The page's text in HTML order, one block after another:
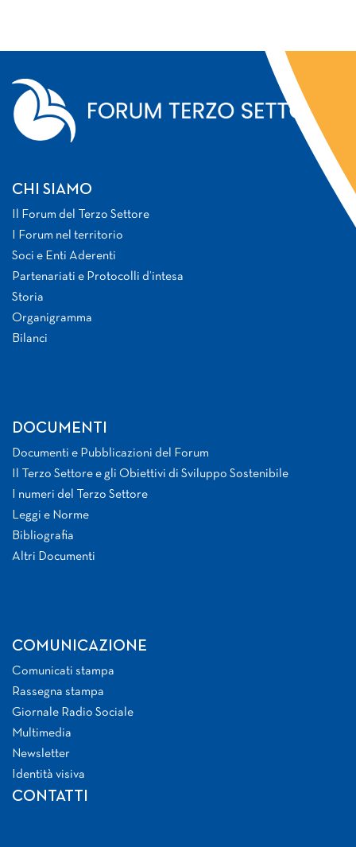
CHI SIAMO
Il Forum del Terzo Settore
I Forum nel territorio
Soci e Enti Aderenti
Partenariati e Protocolli d’intesa
Storia
Organigramma
Bilanci
DOCUMENTI
Documenti e Pubblicazioni del Forum
Il Terzo Settore e gli Obiettivi di Sviluppo Sostenibile
I numeri del Terzo Settore
Leggi e Norme
Bibliografia
Altri Documenti
COMUNICAZIONE
Comunicati stampa
Rassegna stampa
Giornale Radio Sociale
Multimedia
Newsletter
Identità visiva
CONTATTI